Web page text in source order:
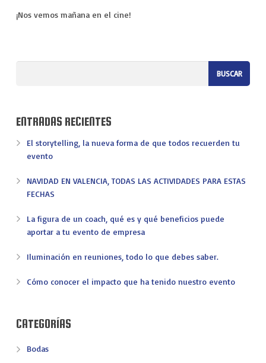
¡Nos vemos mañana en el cine!
ENTRADAS RECIENTES
El storytelling, la nueva forma de que todos recuerden tu
evento
NAVIDAD EN VALENCIA, TODAS LAS ACTIVIDADES PARA ESTAS
FECHAS
La figura de un coach, qué es y qué beneficios puede
aportar a tu evento de empresa
Iluminación en reuniones, todo lo que debes saber.
Cómo conocer el impacto que ha tenido nuestro evento
CATEGORÍAS
Bodas